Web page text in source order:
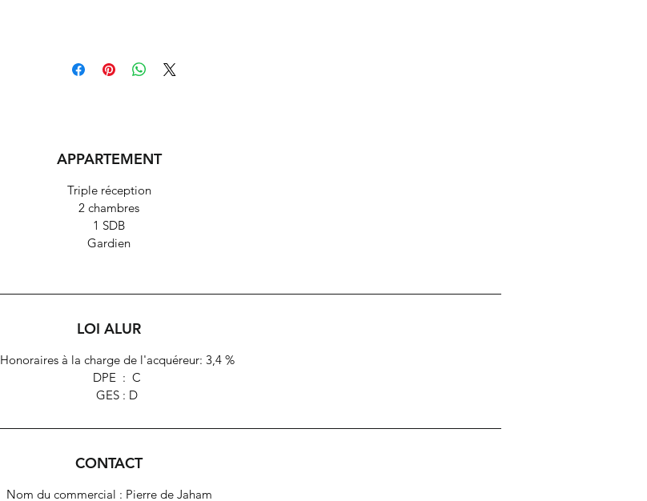
Charges mensuelles : 200 €.
APPARTEMENT
Triple réception
2 chambres
1 SDB
Gardien
LOI ALUR
Honoraires à la charge de l'acquéreur: 3,4 %
DPE : C
GES : D
CONTACT
Nom du commercial : Pierre de Jaham